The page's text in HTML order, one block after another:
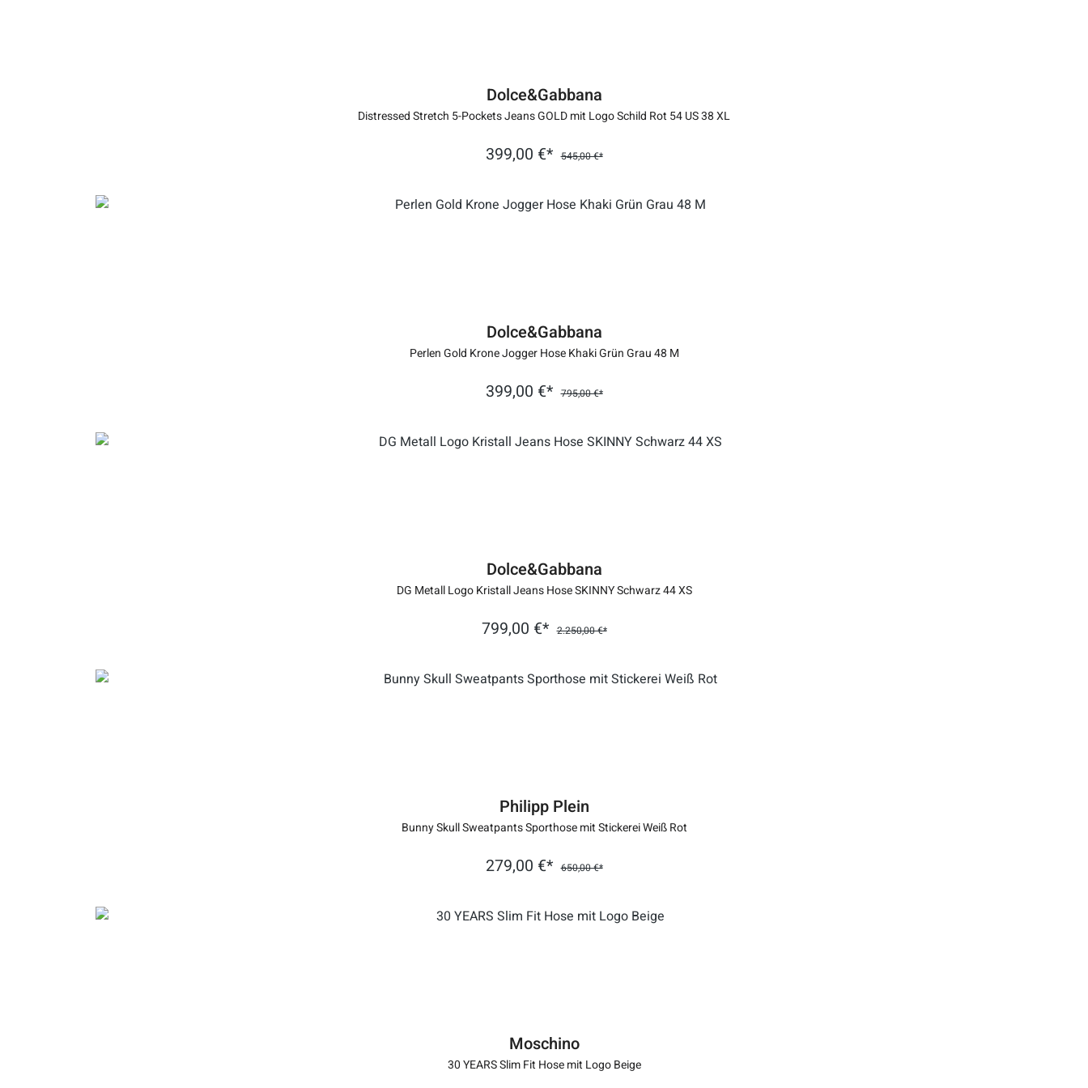
Dolce&Gabbana
Distressed Stretch 5-Pockets Jeans GOLD mit Logo Schild Rot 54 US 38 XL
399,00 €* 545,00 €*
Dolce&Gabbana
Perlen Gold Krone Jogger Hose Khaki Grün Grau 48 M
399,00 €* 795,00 €*
Dolce&Gabbana
DG Metall Logo Kristall Jeans Hose SKINNY Schwarz 44 XS
799,00 €* 2.250,00 €*
Philipp Plein
Bunny Skull Sweatpants Sporthose mit Stickerei Weiß Rot
279,00 €* 650,00 €*
Moschino
30 YEARS Slim Fit Hose mit Logo Beige